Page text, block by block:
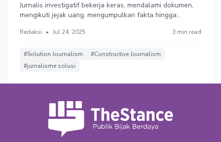
Jurnalis investigatif bekerja keras, mendalami dokumen,
mengikuti jejak uang, mengumpulkan fakta hingga
yang terjadi? Masyarakat marah, lalu lupa. Skandal
tak membangun jembatan
Redaksi • Jul 24, 2025 3 min read
#Solution Journalism
#Constructive Journalism
#jurnalisme solusi